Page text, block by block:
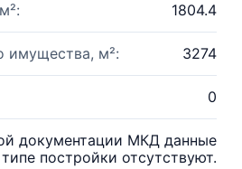
1804.4
имущества, м²: 3274
0
документации МКД данные
постройки отсутствуют.